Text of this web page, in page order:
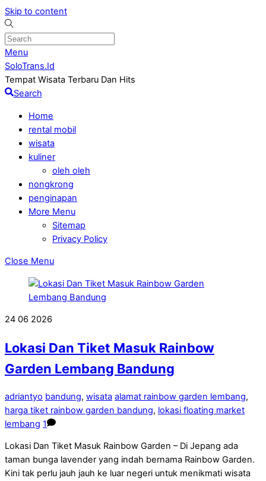
Skip to content
Menu
SoloTrans.Id
Tempat Wisata Terbaru Dan Hits
Search
Home
rental mobil
wisata
kuliner
oleh oleh
nongkrong
penginapan
More Menu
Sitemap
Privacy Policy
Close Menu
24 06 2026
Lokasi Dan Tiket Masuk Rainbow
Garden Lembang Bandung
adriantyo bandung, wisata alamat rainbow garden lembang,
harga tiket rainbow garden bandung, lokasi floating market
lembang 1
Lokasi Dan Tiket Masuk Rainbow Garden – Di Jepang ada
taman bunga lavender yang indah bernama Rainbow Garden.
Kini tak perlu jauh jauh ke luar negeri untuk menikmati wisata